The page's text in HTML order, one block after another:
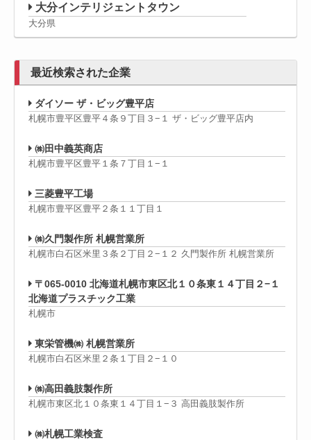
大分インテリジェントタウン
大分県
最近検索された企業
ダイソー ザ・ビッグ豊平店
札幌市豊平区豊平４条９丁目３−１ ザ・ビッグ豊平店内
㈱田中義英商店
札幌市豊平区豊平１条７丁目１−１
三菱豊平工場
札幌市豊平区豊平２条１１丁目１
㈱久門製作所 札幌営業所
札幌市白石区米里３条２丁目２−１２ 久門製作所 札幌営業所
〒065-0010 北海道札幌市東区北１０条東１４丁目２−１
北海道プラスチック工業
札幌市
東栄管機㈱ 札幌営業所
札幌市白石区米里２条１丁目２−１０
㈱高田義肢製作所
札幌市東区北１０条東１４丁目１−３ 高田義肢製作所
㈱札幌工業検査